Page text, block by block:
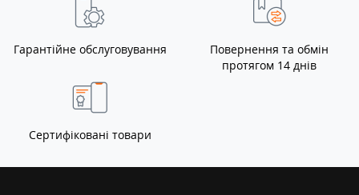
Гарантійне обслуговування
Повернення та обмін
протягом 14 днів
Сертифіковані товари